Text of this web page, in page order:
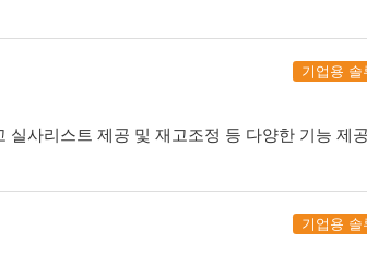
기업용 솔
사리스트 제공 및 재고조정 등 다양한 기능 제공
기업용 솔